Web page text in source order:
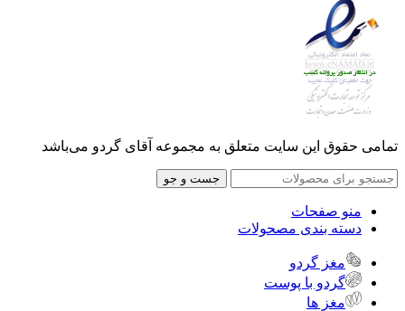
تمامی حقوق این سایت متعلق به مجموعه آقای گردو می‌باشد
جست و جو
منو صفحات
دسته بندی مصحولات
مغز گردو
گردو با پوست
مغز ها